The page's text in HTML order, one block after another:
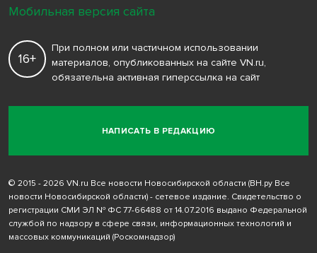
НАПИСАТЬ В РЕДАКЦИЮ
16+
При полном или частичном использовании
материалов, опубликованных на сайте VN.ru,
обязательна активная гиперссылка на сайт
© 2015 - 2026 VN.ru Все новости Новосибирской области (ВН.ру Все
новости Новосибирской области) - сетевое издание. Свидетельство о
регистрации СМИ ЭЛ № ФС 77-66488 от 14.07.2016 выдано Федеральной
службой по надзору в сфере связи, информационных технологий и
массовых коммуникаций (Роскомнадзор)
Мобильная версия сайта